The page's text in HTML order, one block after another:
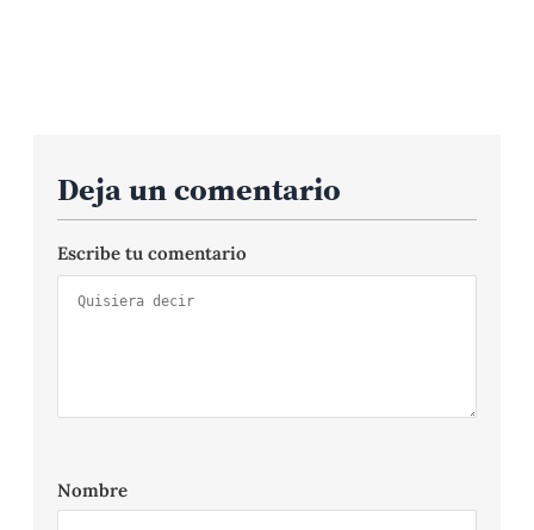
Deja un comentario
Escribe tu comentario
Nombre